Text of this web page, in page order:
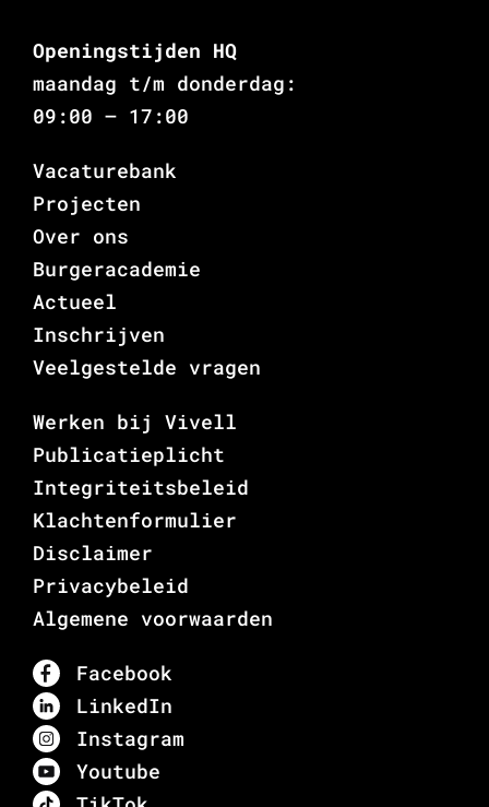
Openingstijden HQ
maandag t/m donderdag:
09:00 – 17:00
Vacaturebank
Projecten
Over ons
Burgeracademie
Actueel
Inschrijven
Veelgestelde vragen
Werken bij Vivell
Publicatieplicht
Integriteitsbeleid
Klachtenformulier
Disclaimer
Privacybeleid
Algemene voorwaarden
Facebook
LinkedIn
Instagram
Youtube